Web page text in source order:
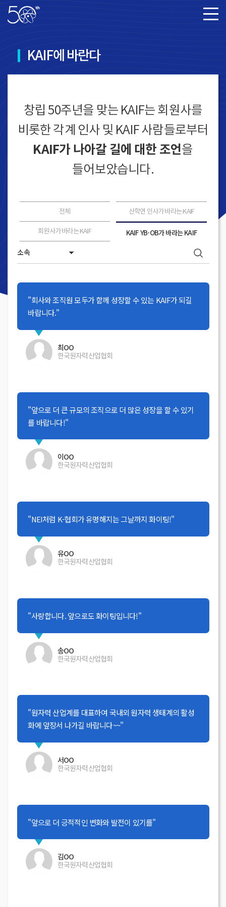
본문바로가기
KAIF에 바란다
창립 50주년을 맞는 KAIF는 회원사를
비롯한 각계 인사 및 KAIF 사람들로부터
KAIF가 나아갈 길에 대한 조언을
들어보았습니다.
전체 산학연 인사가 바라는 KAIF
회원사가 바라는 KAIF KAIF YB-OB가 바라는 KAIF
"회사와 조직원 모두가 함께 성장할 수 있는 KAIF가 되길
바랍니다."
최OO
한국원자력산업협회
"앞으로 더 큰 규모의 조직으로 더 많은 성장을 할 수 있기
를 바랍니다!"
이OO
한국원자력산업협회
"NEI처럼 K-협회가 유명해지는 그날까지 화이팅!"
유OO
한국원자력산업협회
"사랑합니다. 앞으로도 화이팅입니다!"
송OO
한국원자력산업협회
"원자력 산업계를 대표하여 국내외 원자력 생태계의 활성
화에 앞장서 나가길 바랍니다~~"
서OO
한국원자력산업협회
"앞으로 더 긍적적인 변화와 발전이 있기를"
김OO
한국원자력산업협회